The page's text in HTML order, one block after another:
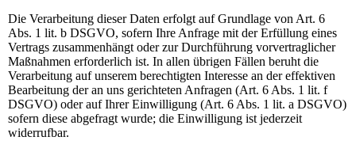
Die Verarbeitung dieser Daten erfolgt auf Grundlage von Art. 6
Abs. 1 lit. b DSGVO, sofern Ihre Anfrage mit der Erfüllung eines
Vertrags zusammenhängt oder zur Durchführung vorvertraglicher
Maßnahmen erforderlich ist. In allen übrigen Fällen beruht die
Verarbeitung auf unserem berechtigten Interesse an der effektiven
Bearbeitung der an uns gerichteten Anfragen (Art. 6 Abs. 1 lit. f
DSGVO) oder auf Ihrer Einwilligung (Art. 6 Abs. 1 lit. a DSGVO)
sofern diese abgefragt wurde; die Einwilligung ist jederzeit
widerrufbar.